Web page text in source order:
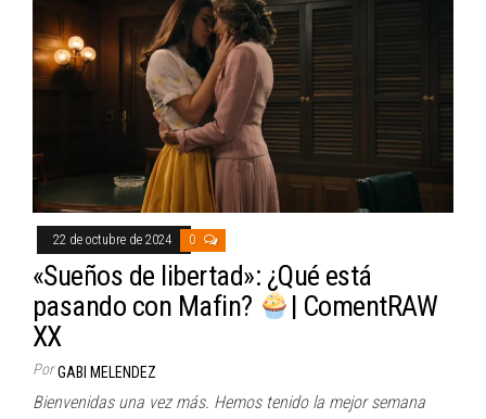
22 de octubre de 2024 0
«Sueños de libertad»: ¿Qué está
pasando con Mafin?
| ComentRAW
XX
Por GABI MELENDEZ
Bienvenidas una vez más. Hemos tenido la mejor semana